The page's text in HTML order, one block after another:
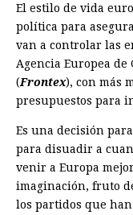
El estilo de vida
política para
van a controlar las
Agencia Europea de
(Frontex), con más
presupuestos para
Es una decisión
para disuadir a
venir a Europa
imaginación, fruto
los partidos que